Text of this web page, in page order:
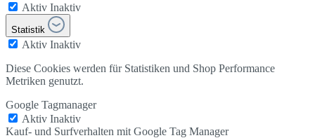
Aktiv Inaktiv
Statistik
Aktiv Inaktiv
Diese Cookies werden für Statistiken und Shop Performance
Metriken genutzt.
Google Tagmanager
Aktiv Inaktiv
Kauf- und Surfverhalten mit Google Tag Manager